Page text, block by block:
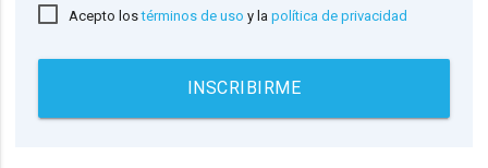
Acepto lostérminos de uso y lapolítica de privacidad
INSCRIBIRME